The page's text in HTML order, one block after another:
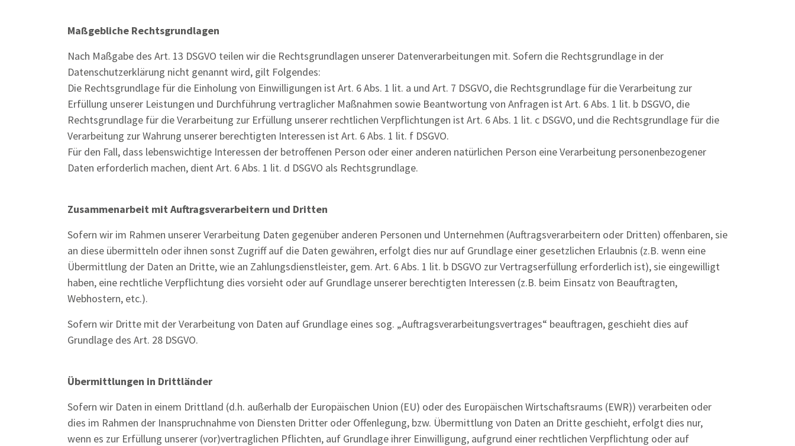
Maßgebliche Rechtsgrundlagen
Nach Maßgabe des Art. 13 DSGVO teilen wir die Rechtsgrundlagen unserer Datenverarbeitungen mit. Sofern die Rechtsgrundlage in der
Datenschutzerklärung nicht genannt wird, gilt Folgendes:
Die Rechtsgrundlage für die Einholung von Einwilligungen ist Art. 6 Abs. 1 lit. a und Art. 7 DSGVO, die Rechtsgrundlage für die Verarbeitung zur
Erfüllung unserer Leistungen und Durchführung vertraglicher Maßnahmen sowie Beantwortung von Anfragen ist Art. 6 Abs. 1 lit. b DSGVO, die
Rechtsgrundlage für die Verarbeitung zur Erfüllung unserer rechtlichen Verpflichtungen ist Art. 6 Abs. 1 lit. c DSGVO, und die Rechtsgrundlage für die
Verarbeitung zur Wahrung unserer berechtigten Interessen ist Art. 6 Abs. 1 lit. f DSGVO.
Für den Fall, dass lebenswichtige Interessen der betroffenen Person oder einer anderen natürlichen Person eine Verarbeitung personenbezogener
Daten erforderlich machen, dient Art. 6 Abs. 1 lit. d DSGVO als Rechtsgrundlage.
Zusammenarbeit mit Auftragsverarbeitern und Dritten
Sofern wir im Rahmen unserer Verarbeitung Daten gegenüber anderen Personen und Unternehmen (Auftragsverarbeitern oder Dritten) offenbaren, sie
an diese übermitteln oder ihnen sonst Zugriff auf die Daten gewähren, erfolgt dies nur auf Grundlage einer gesetzlichen Erlaubnis (z.B. wenn eine
Übermittlung der Daten an Dritte, wie an Zahlungsdienstleister, gem. Art. 6 Abs. 1 lit. b DSGVO zur Vertragserfüllung erforderlich ist), sie eingewilligt
haben, eine rechtliche Verpflichtung dies vorsieht oder auf Grundlage unserer berechtigten Interessen (z.B. beim Einsatz von Beauftragten,
Webhostern, etc.).
Sofern wir Dritte mit der Verarbeitung von Daten auf Grundlage eines sog. „Auftragsverarbeitungsvertrages“ beauftragen, geschieht dies auf
Grundlage des Art. 28 DSGVO.
Übermittlungen in Drittländer
Sofern wir Daten in einem Drittland (d.h. außerhalb der Europäischen Union (EU) oder des Europäischen Wirtschaftsraums (EWR)) verarbeiten oder
dies im Rahmen der Inanspruchnahme von Diensten Dritter oder Offenlegung, bzw. Übermittlung von Daten an Dritte geschieht, erfolgt dies nur,
wenn es zur Erfüllung unserer (vor)vertraglichen Pflichten, auf Grundlage ihrer Einwilligung, aufgrund einer rechtlichen Verpflichtung oder auf